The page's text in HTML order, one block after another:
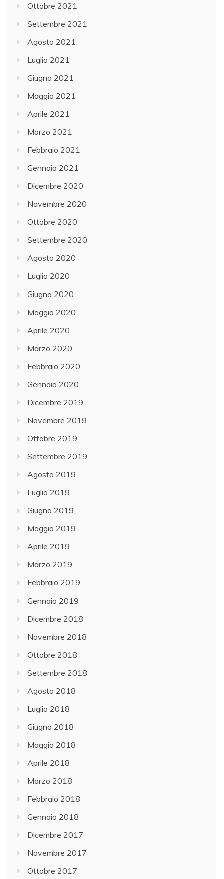
Ottobre 2021
Settembre 2021
Agosto 2021
Luglio 2021
Giugno 2021
Maggio 2021
Aprile 2021
Marzo 2021
Febbraio 2021
Gennaio 2021
Dicembre 2020
Novembre 2020
Ottobre 2020
Settembre 2020
Agosto 2020
Luglio 2020
Giugno 2020
Maggio 2020
Aprile 2020
Marzo 2020
Febbraio 2020
Gennaio 2020
Dicembre 2019
Novembre 2019
Ottobre 2019
Settembre 2019
Agosto 2019
Luglio 2019
Giugno 2019
Maggio 2019
Aprile 2019
Marzo 2019
Febbraio 2019
Gennaio 2019
Dicembre 2018
Novembre 2018
Ottobre 2018
Settembre 2018
Agosto 2018
Luglio 2018
Giugno 2018
Maggio 2018
Aprile 2018
Marzo 2018
Febbraio 2018
Gennaio 2018
Dicembre 2017
Novembre 2017
Ottobre 2017